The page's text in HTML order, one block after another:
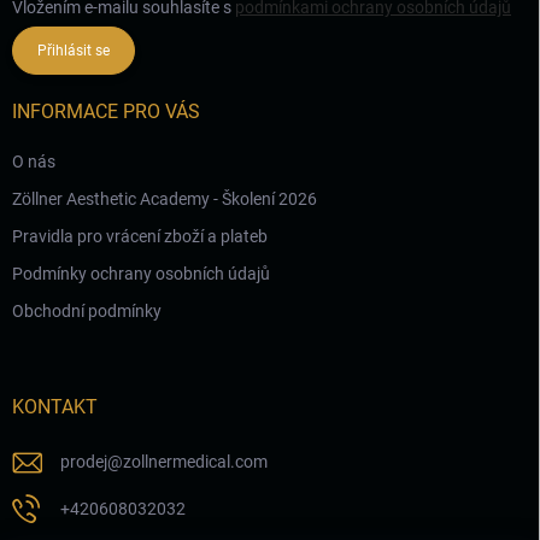
Vložením e-mailu souhlasíte s podmínkami ochrany osobních údajů
Přihlásit se
INFORMACE PRO VÁS
O nás
Zöllner Aesthetic Academy - Školení 2026
Pravidla pro vrácení zboží a plateb
Podmínky ochrany osobních údajů
Obchodní podmínky
KONTAKT
prodej@zollnermedical.com
+420608032032